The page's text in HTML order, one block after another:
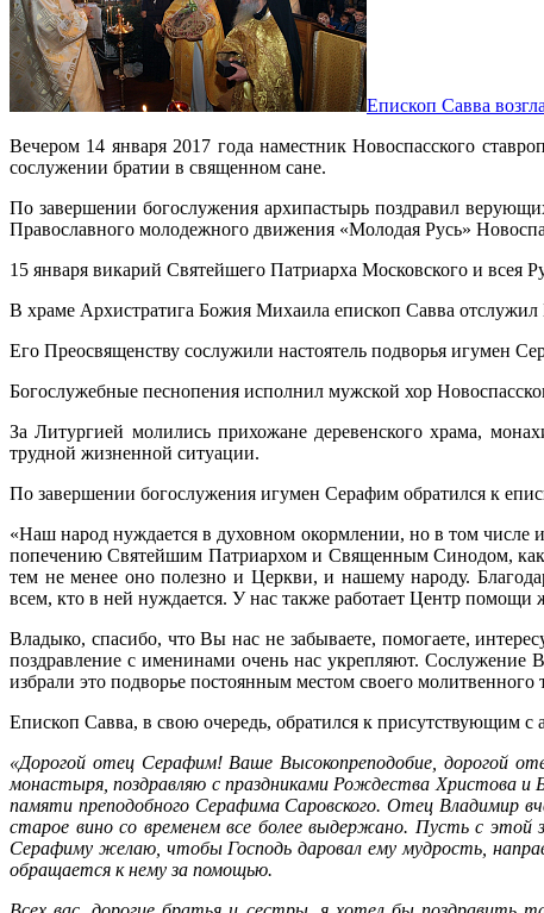
Епископ Савва
Вечером 14 января 2017 года наместник Новоспасского
сослужении братии в священном сане.
По завершении богослужения архипастырь поздравил
Православного молодежного движения «Молодая Русь»
15 января викарий Святейшего Патриарха Московского и всея
В храме Архистратига Божия Михаила епископ Савва
Его Преосвященству сослужили настоятель подворья игумен
Богослужебные песнопения исполнил мужской хор
За Литургией молились прихожане деревенского храма,
трудной жизненной ситуации.
По завершении богослужения игумен Серафим обратился к
«Наш народ нуждается в духовном окормлении, но в том
попечению Святейшим Патриархом и Священным Синодом, как
тем не менее оно полезно и Церкви, и нашему народу.
всем, кто в ней нуждается. У нас также работает Центр
Владыко, спасибо, что Вы нас не забываете, помогаете,
поздравление с именинами очень нас укрепляют. Сослужение
избрали это подворье постоянным местом своего молитвенного
Епископ Савва, в свою очередь, обратился к присутствующим с
«Дорогой отец Серафим! Ваше Высокопреподобие, дорогой
монастыря, поздравляю с праздниками Рождества Христова и
памяти преподобного Серафима Саровского. Отец Владимир
старое вино со временем все более выдержано. Пусть с этой
Серафиму желаю, чтобы Господь даровал ему мудрость,
обращается к нему за помощью.